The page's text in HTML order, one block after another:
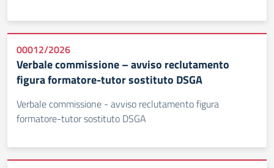
00012/2026
Verbale commissione – avviso reclutamento
figura formatore-tutor sostituto DSGA
Verbale commissione - avviso reclutamento figura
formatore-tutor sostituto DSGA